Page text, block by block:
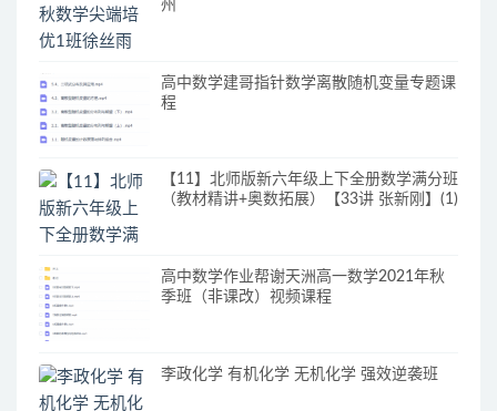
州
高中数学建哥指针数学离散随机变量专题课
程
【11】北师版新六年级上下全册数学满分班
（教材精讲+奥数拓展）【33讲 张新刚】(1)
高中数学作业帮谢天洲高一数学2021年秋
季班（非课改）视频课程
李政化学 有机化学 无机化学 强效逆袭班